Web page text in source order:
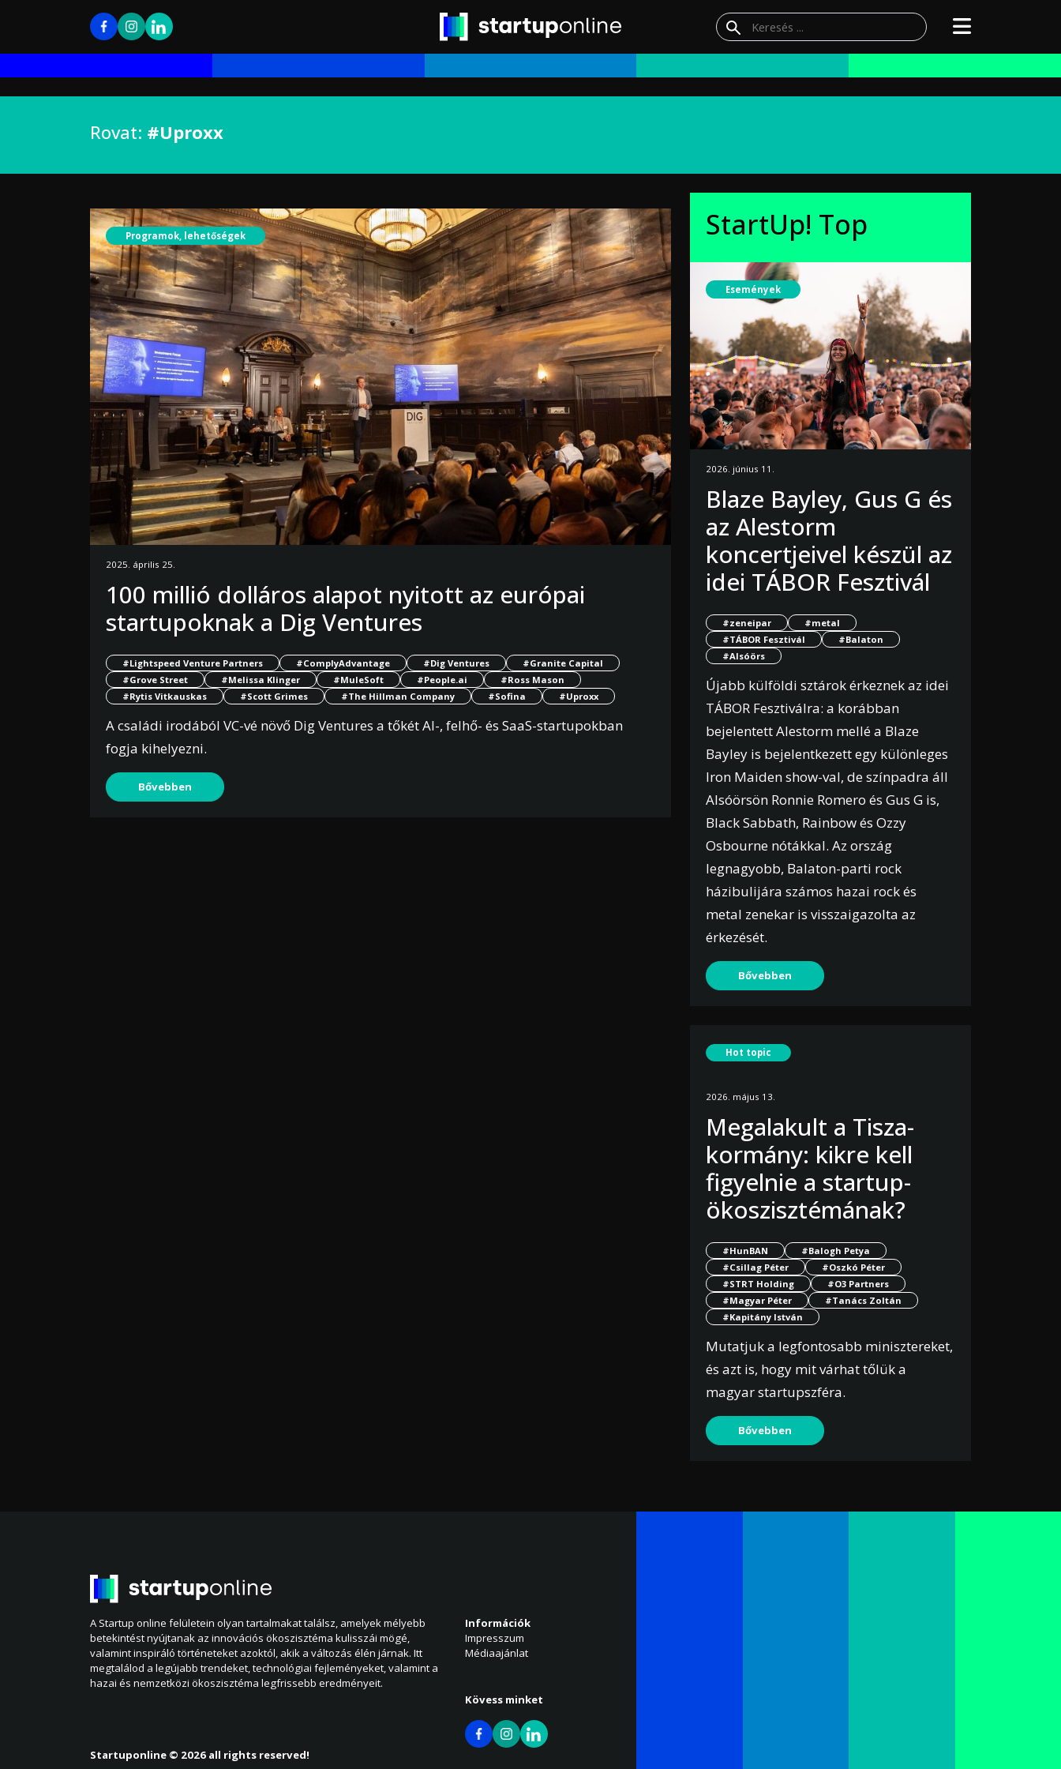
Rovat: #Uproxx
Programok, lehetőségek
2025. április 25.
100 millió dolláros alapot nyitott az európai
startupoknak a Dig Ventures
#Lightspeed Venture Partners #ComplyAdvantage #Dig Ventures
#Granite Capital
#Grove Street
#Melissa Klinger #MuleSoft #People.ai
#Ross Mason
#Rytis Vitkauskas
#Scott Grimes #The Hillman Company #Sofina #Uproxx
A családi irodából VC-vé növő Dig Ventures a tőkét AI-, felhő- és SaaS-startupokban
fogja kihelyezni.
Bővebben
StartUp! Top
Események
2026. június 11.
Blaze Bayley, Gus G és
az Alestorm
koncertjeivel készül az
idei TÁBOR Fesztivál
#zeneipar
#metal
#TÁBOR Fesztivál
#Balaton
#Alsóörs
Újabb külföldi sztárok érkeznek az idei
TÁBOR Fesztiválra: a korábban
bejelentett Alestorm mellé a Blaze
Bayley is bejelentkezett egy különleges
Iron Maiden show-val, de színpadra áll
Alsóörsön Ronnie Romero és Gus G is,
Black Sabbath, Rainbow és Ozzy
Osbourne nótákkal. Az ország
legnagyobb, Balaton-parti rock
házibulijára számos hazai rock és
metal zenekar is visszaigazolta az
érkezését.
Bővebben
Hot topic
2026. május 13.
Megalakult a Tisza-
kormány: kikre kell
figyelnie a startup-
ökoszisztémának?
#HunBAN
#Balogh Petya
#Csillag Péter
#Oszkó Péter
#STRT Holding
#O3 Partners
#Magyar Péter
#Tanács Zoltán
#Kapitány István
Mutatjuk a legfontosabb minisztereket,
és azt is, hogy mit várhat tőlük a
magyar startupszféra.
Bővebben
A Startup online felületein olyan tartalmakat találsz, amelyek mélyebb
betekintést nyújtanak az innovációs ökoszisztéma kulisszái mögé,
valamint inspiráló történeteket azoktól, akik a változás élén járnak. Itt
megtalálod a legújabb trendeket, technológiai fejleményeket, valamint a
hazai és nemzetközi ökoszisztéma legfrissebb eredményeit.
Információk
Impresszum
Médiaajánlat
Kövess minket
Startuponline © 2026 all rights reserved!